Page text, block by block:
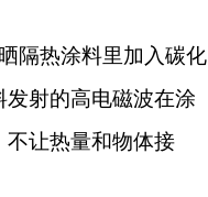
隔热涂料里加入碳化
射的高电磁波在涂
不让热量和物体接